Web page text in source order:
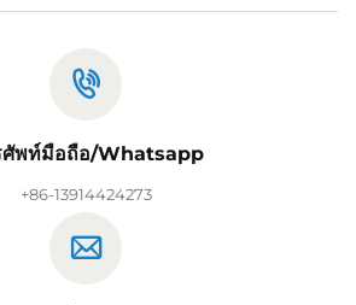
ศัพท์มือถือ/Whatsapp
+86-13914424273